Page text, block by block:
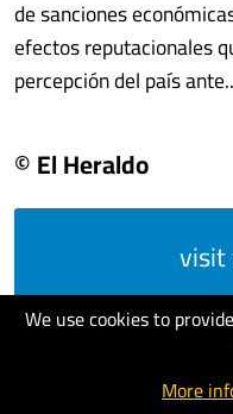
We use cookies to
More
de sanciones
efectos reputacionales
percepción del país
© El Heraldo